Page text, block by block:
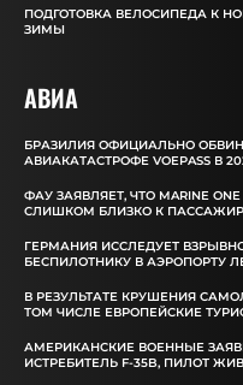
ПОДГОТОВКА ВЕЛОСИПЕДА К
ЗИМЫ
АВИА
БРАЗИЛИЯ ОФИЦИАЛЬНО
АВИАКАТАСТРОФЕ VOEPASS В
ФАУ ЗАЯВЛЯЕТ, ЧТО MARINE
СЛИШКОМ БЛИЗКО К
ГЕРМАНИЯ ИССЛЕДУЕТ
БЕСПИЛОТНИКУ В АЭРОПОРТУ
В РЕЗУЛЬТАТЕ КРУШЕНИЯ
ТОМ ЧИСЛЕ ЕВРОПЕЙСКИЕ
АМЕРИКАНСКИЕ ВОЕННЫЕ
ИСТРЕБИТЕЛЬ F-35B, ПИЛОТ ЖИВ